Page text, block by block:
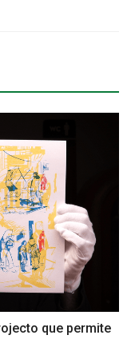
que permite